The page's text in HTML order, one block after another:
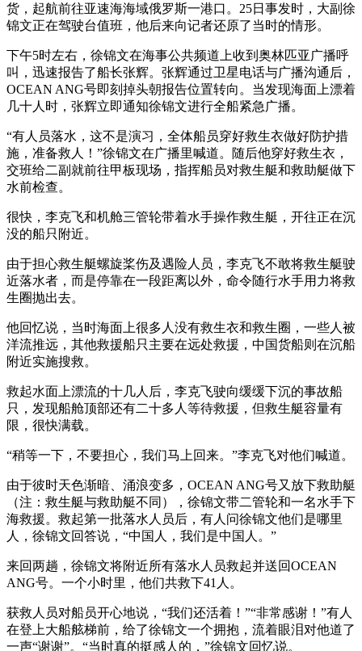
货，起航前往亚速海海域俄罗斯一港口。25日事发时，大副徐
锦文正在驾驶台值班，他后来向记者还原了当时的情形。
下午5时左右，徐锦文在海事公共频道上收到奥林匹亚广播呼
叫，迅速报告了船长张辉。张辉通过卫星电话与广播沟通后，
OCEAN ANG号即刻掉头朝报告位置转向。当发现海面上漂着
几十人时，张辉立即通知徐锦文进行全船紧急广播。
“有人员落水，这不是演习，全体船员穿好救生衣做好防护措
施，准备救人！”徐锦文在广播里喊道。随后他穿好救生衣，
交班给二副就前往甲板现场，指挥船员对救生艇和救助艇做下
水前检查。
很快，李克飞和机舱三管轮带着水手操作救生艇，开往正在沉
没的船只附近。
由于担心救生艇螺旋桨伤及遇险人员，李克飞不敢将救生艇驶
近落水者，而是停靠在一段距离以外，命令随行水手用力将救
生圈抛出去。
他回忆说，当时海面上很多人没有救生衣和救生圈，一些人被
洋流推远，其他救援船只主要在远处救援，中国货船则在沉船
附近实施搜救。
救起水面上漂流的十几人后，李克飞驶向缓缓下沉的事故船
只，发现船舱顶部还有二十多人等待救援，但救生艇容量有
限，很快满载。
“稍等一下，不要担心，我们马上回来。”李克飞对他们喊道。
由于彼时天色渐暗、涌浪变多，OCEAN ANG号又放下救助艇
（注：救生艇与救助艇不同），徐锦文带二管轮和一名水手下
海救援。救起第一批落水人员后，有人问徐锦文他们是哪里
人，徐锦文回答说，“中国人，我们是中国人。”
来回两趟，徐锦文将附近所有落水人员救起并送回OCEAN
ANG号。一个小时里，他们共救下41人。
获救人员对船员开心地说，“我们还活着！”“非常感谢！”有人
在登上大船舷梯前，给了徐锦文一个拥抱，流着眼泪对他道了
一声“谢谢”。“当时真的挺感人的，”徐锦文回忆说。